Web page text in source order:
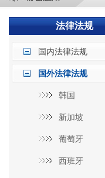
法律法规
国内法律法规
国外法律法规
韩国
新加坡
葡萄牙
西班牙